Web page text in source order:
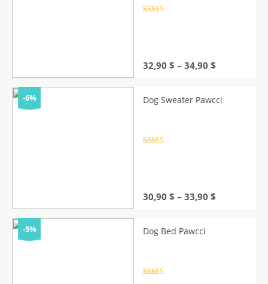
32,90 $ – 34,90 $
through
-6% Dog Sweater Pawcci
30,90 $ – 33,90 $
-5% Dog Bed Pawcci